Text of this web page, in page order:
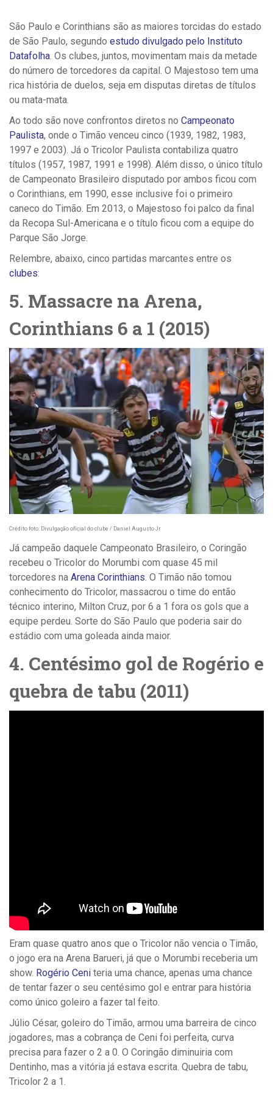
São Paulo e Corinthians são as maiores torcidas do estado
de São Paulo, segundo estudo divulgado pelo Instituto
Datafolha. Os clubes, juntos, movimentam mais da metade
do número de torcedores da capital. O Majestoso tem uma
rica história de duelos, seja em disputas diretas de títulos
ou mata-mata.
Ao todo são nove confrontos diretos no Campeonato
Paulista, onde o Timão venceu cinco (1939, 1982, 1983,
1997 e 2003). Já o Tricolor Paulista contabiliza quatro
títulos (1957, 1987, 1991 e 1998). Além disso, o único título
de Campeonato Brasileiro disputado por ambos ficou com
o Corinthians, em 1990, esse inclusive foi o primeiro
caneco do Timão. Em 2013, o Majestoso foi palco da final
da Recopa Sul-Americana e o título ficou com a equipe do
Parque São Jorge.
Relembre, abaixo, cinco partidas marcantes entre os
clubes:
5. Massacre na Arena,
Corinthians 6 a 1 (2015)
Crédito foto: Divulgação oficial do clube / Daniel Augusto Jr
Já campeão daquele Campeonato Brasileiro, o Coringão
recebeu o Tricolor do Morumbi com quase 45 mil
torcedores na Arena Corinthians. O Timão não tomou
conhecimento do Tricolor, massacrou o time do então
técnico interino, Milton Cruz, por 6 a 1 fora os gols que a
equipe perdeu. Sorte do São Paulo que poderia sair do
estádio com uma goleada ainda maior.
4. Centésimo gol de Rogério e
quebra de tabu (2011)
Eram quase quatro anos que o Tricolor não vencia o Timão,
o jogo era na Arena Barueri, já que o Morumbi receberia um
show. Rogério Ceni teria uma chance, apenas uma chance
de tentar fazer o seu centésimo gol e entrar para história
como único goleiro a fazer tal feito.
Júlio César, goleiro do Timão, armou uma barreira de cinco
jogadores, mas a cobrança de Ceni foi perfeita, curva
precisa para fazer o 2 a 0. O Coringão diminuiria com
Dentinho, mas a vitória já estava escrita. Quebra de tabu,
Tricolor 2 a 1.